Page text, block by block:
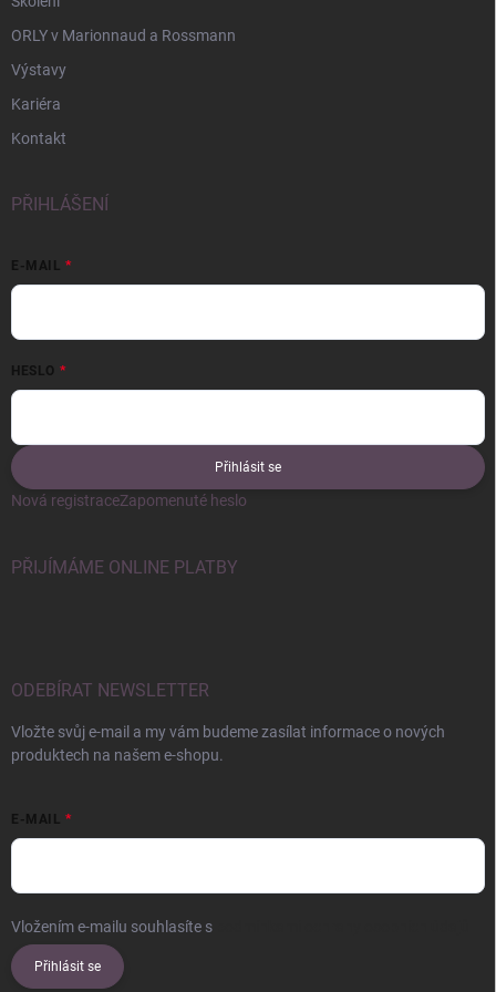
ORLY v Marionnaud a Rossmann
Výstavy
Kariéra
Kontakt
PŘIHLÁŠENÍ
E-MAIL
HESLO
Přihlásit se
Nová registraceZapomenuté heslo
PŘIJÍMÁME ONLINE PLATBY
ODEBÍRAT NEWSLETTER
Vložte svůj e-mail a my vám budeme zasílat informace o nových
produktech na našem e-shopu.
E-MAIL
Vložením e-mailu souhlasíte s
Přihlásit se